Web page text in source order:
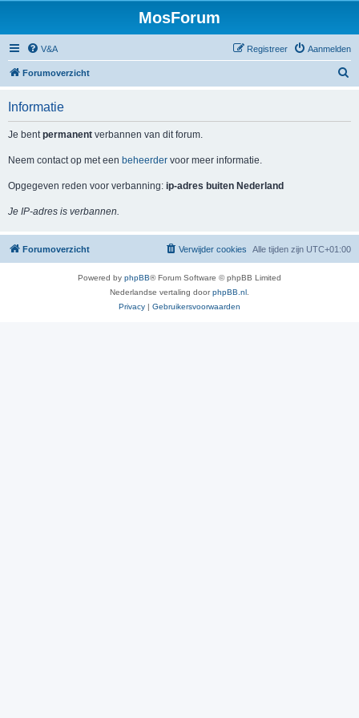
MosForum
V&A Aanmelden
Registreer
Forumoverzicht
Informatie
Je bentpermanent verbannen van dit forum.
Neem contact op met een beheerder voor meer informatie.
Opgegeven reden voor verbanning: ip-adres buiten Nederland
Je IP-adres is verbannen.
Forumoverzicht Alle tijden zijn UTC+01:00
Verwijder cookies
Powered by phpBB® Forum Software © phpBB Limited
Nederlandse vertaling doorphpBB.nl
Privacy | Gebruikersvoorwaarden